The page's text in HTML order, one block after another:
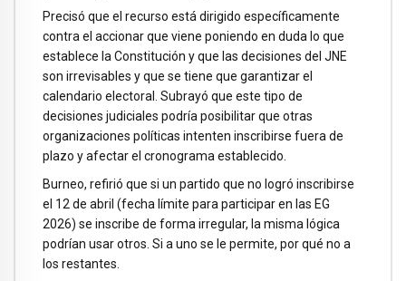
Precisó que el recurso está dirigido específicamente
contra el accionar que viene poniendo en duda lo que
establece la Constitución y que las decisiones del JNE
son irrevisables y que se tiene que garantizar el
calendario electoral. Subrayó que este tipo de
decisiones judiciales podría posibilitar que otras
organizaciones políticas intenten inscribirse fuera de
plazo y afectar el cronograma establecido.
Burneo, refirió que si un partido que no logró inscribirse
el 12 de abril (fecha límite para participar en las EG
2026) se inscribe de forma irregular, la misma lógica
podrían usar otros. Si a uno se le permite, por qué no a
los restantes.